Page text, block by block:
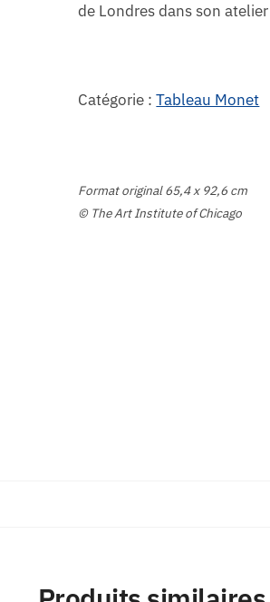
de Londres dans son
Catégorie :Tableau Monet
Format original 65,4 x 92,6 cm
© The Art Institute of Chicago